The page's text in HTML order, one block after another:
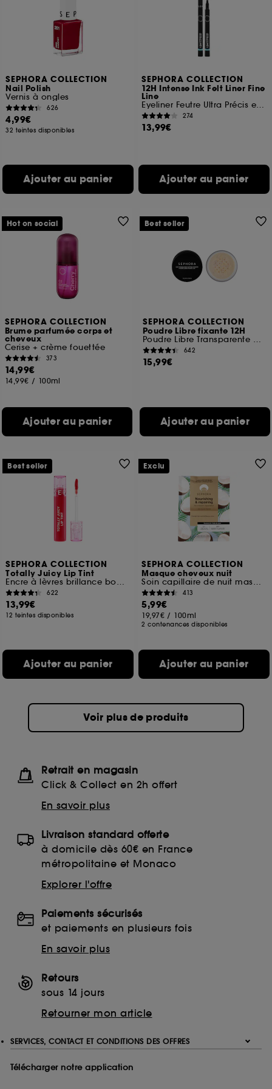
SEPHORA COLLECTION
Nail Polish
Vernis à ongles
626
4,99€
32 teintes disponibles
Ajouter au panier
SEPHORA COLLECTION
12H Intense Ink Felt Liner Fine
Line
Eyeliner Feutre Ultra Précis et Intense
274
13,99€
Ajouter au panier
SEPHORA COLLECTION
Brume parfumée corps et
cheveux
Cerise + crème fouettée
373
14,99€
14,99€ / 100ml
Ajouter au panier
Hot on social
SEPHORA COLLECTION
Poudre Libre fixante 12H
Poudre Libre Transparente Matifiante Longue Tenue
642
15,99€
Ajouter au panier
Best seller
SEPHORA COLLECTION
Totally Juicy Lip Tint
Encre à lèvres brillance bombée
622
13,99€
12 teintes disponibles
Ajouter au panier
Best seller
SEPHORA COLLECTION
Masque cheveux nuit
Soin capillaire de nuit masque crème + charlotte
413
5,99€
19,97€ / 100ml
2 contenances disponibles
Ajouter au panier
Exclu
Voir plus de produits
Retrait en magasin
Click & Collect en 2h offert
En savoir plus
Livraison standard offerte
à domicile dès 60€ en France
métropolitaine et Monaco
Explorer l'offre
Paiements sécurisés
et paiements en plusieurs fois
En savoir plus
Retours
sous 14 jours
Retourner mon article
SERVICES, CONTACT ET CONDITIONS DES OFFRES
Télécharger notre application